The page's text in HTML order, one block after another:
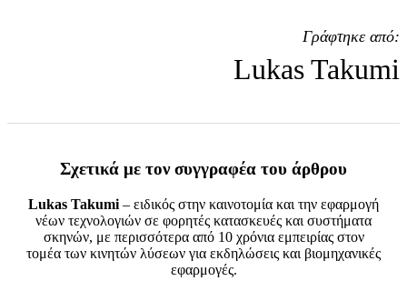
Γράφτηκε από:
Lukas Takumi
Σχετικά με τον συγγραφέα του άρθρου
Lukas Takumi – ειδικός στην καινοτομία και την εφαρμογή
νέων τεχνολογιών σε φορητές κατασκευές και συστήματα
σκηνών, με περισσότερα από 10 χρόνια εμπειρίας στον
τομέα των κινητών λύσεων για εκδηλώσεις και βιομηχανικές
εφαρμογές.